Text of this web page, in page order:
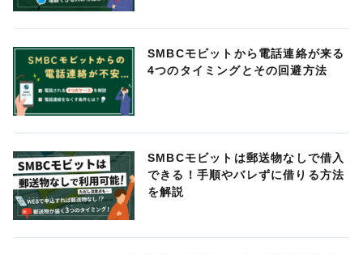
SMBCモビットから電話連絡が来る
4つのタイミングとその回避方法
SMBCモビットは郵送物なしで借入
できる！手順やバレずに借りる方法
を解説